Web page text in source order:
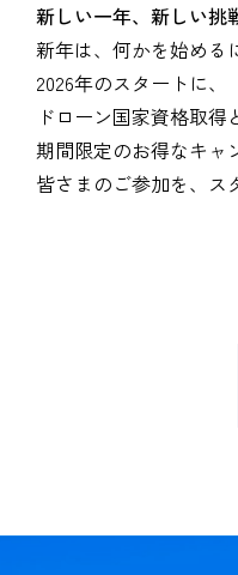
新しい一年、新しい挑
新年は、何かを始める
2026年のスタートに、
ドローン国家資格取
期間限定のお得なキャ
皆さまのご参加を、ス